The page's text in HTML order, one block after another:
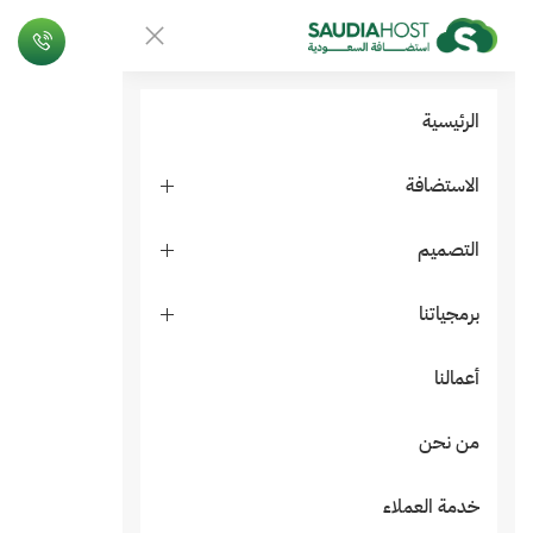
الرئيسية
الاستضافة
التصميم
برمجياتنا
أعمالنا
من نحن
خدمة العملاء